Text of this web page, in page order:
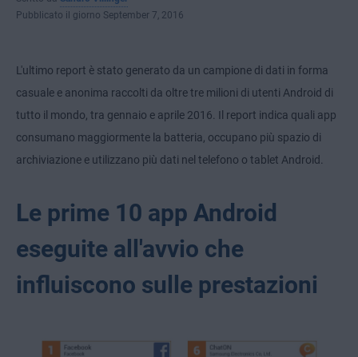
Pubblicato il giorno September 7, 2016
L'ultimo report è stato generato da un campione di dati in forma
casuale e anonima raccolti da oltre tre milioni di utenti Android di
tutto il mondo, tra gennaio e aprile 2016. Il report indica quali app
consumano maggiormente la batteria, occupano più spazio di
archiviazione e utilizzano più dati nel telefono o tablet Android.
Le prime 10 app Android
eseguite all'avvio che
influiscono sulle prestazioni